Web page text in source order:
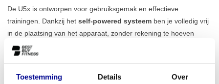
Toestemming Details Over
De U5x is ontworpen voor gebruiksgemak en effectieve
trainingen. Dankzij het self-powered systeem ben je volledig vrij
in de plaatsing van het apparaat, zonder rekening te hoeven
houden met kabels of stopcontacten. Het heldere LED-display
geeft je in één oogopslag inzicht in je trainingsgegevens, zoals
soepel aan, zodat je elke training perfect kunt afstemmen op jouw